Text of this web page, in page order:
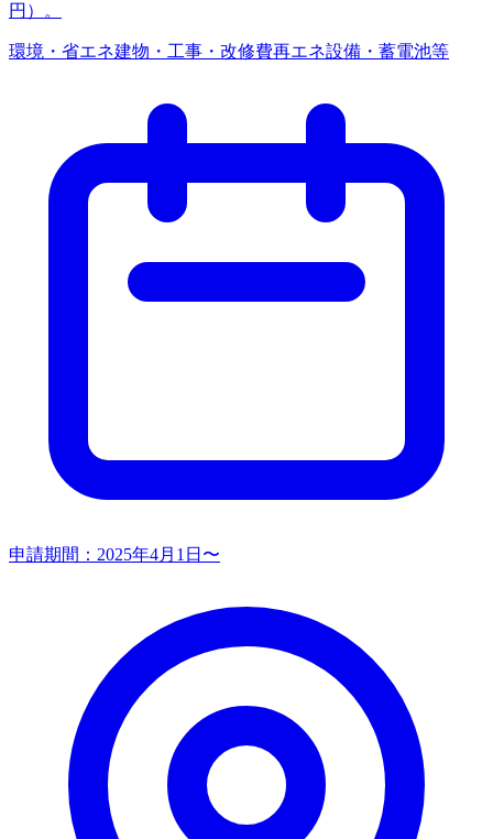
円）。
環境・省エネ建物・工事・改修費再エネ設備・蓄電池等
申請期間： 2025年4月1日〜